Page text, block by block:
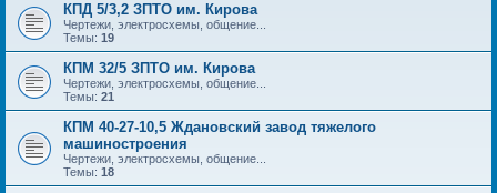
КПД 5/3,2 ЗПТО им. Кирова
Чертежи, электросхемы, общение...
Темы: 19
КПМ 32/5 ЗПТО им. Кирова
Чертежи, электросхемы, общение...
Темы: 21
КПМ 40-27-10,5 Ждановский завод тяжелого
машиностроения
Чертежи, электросхемы, общение...
Темы: 18